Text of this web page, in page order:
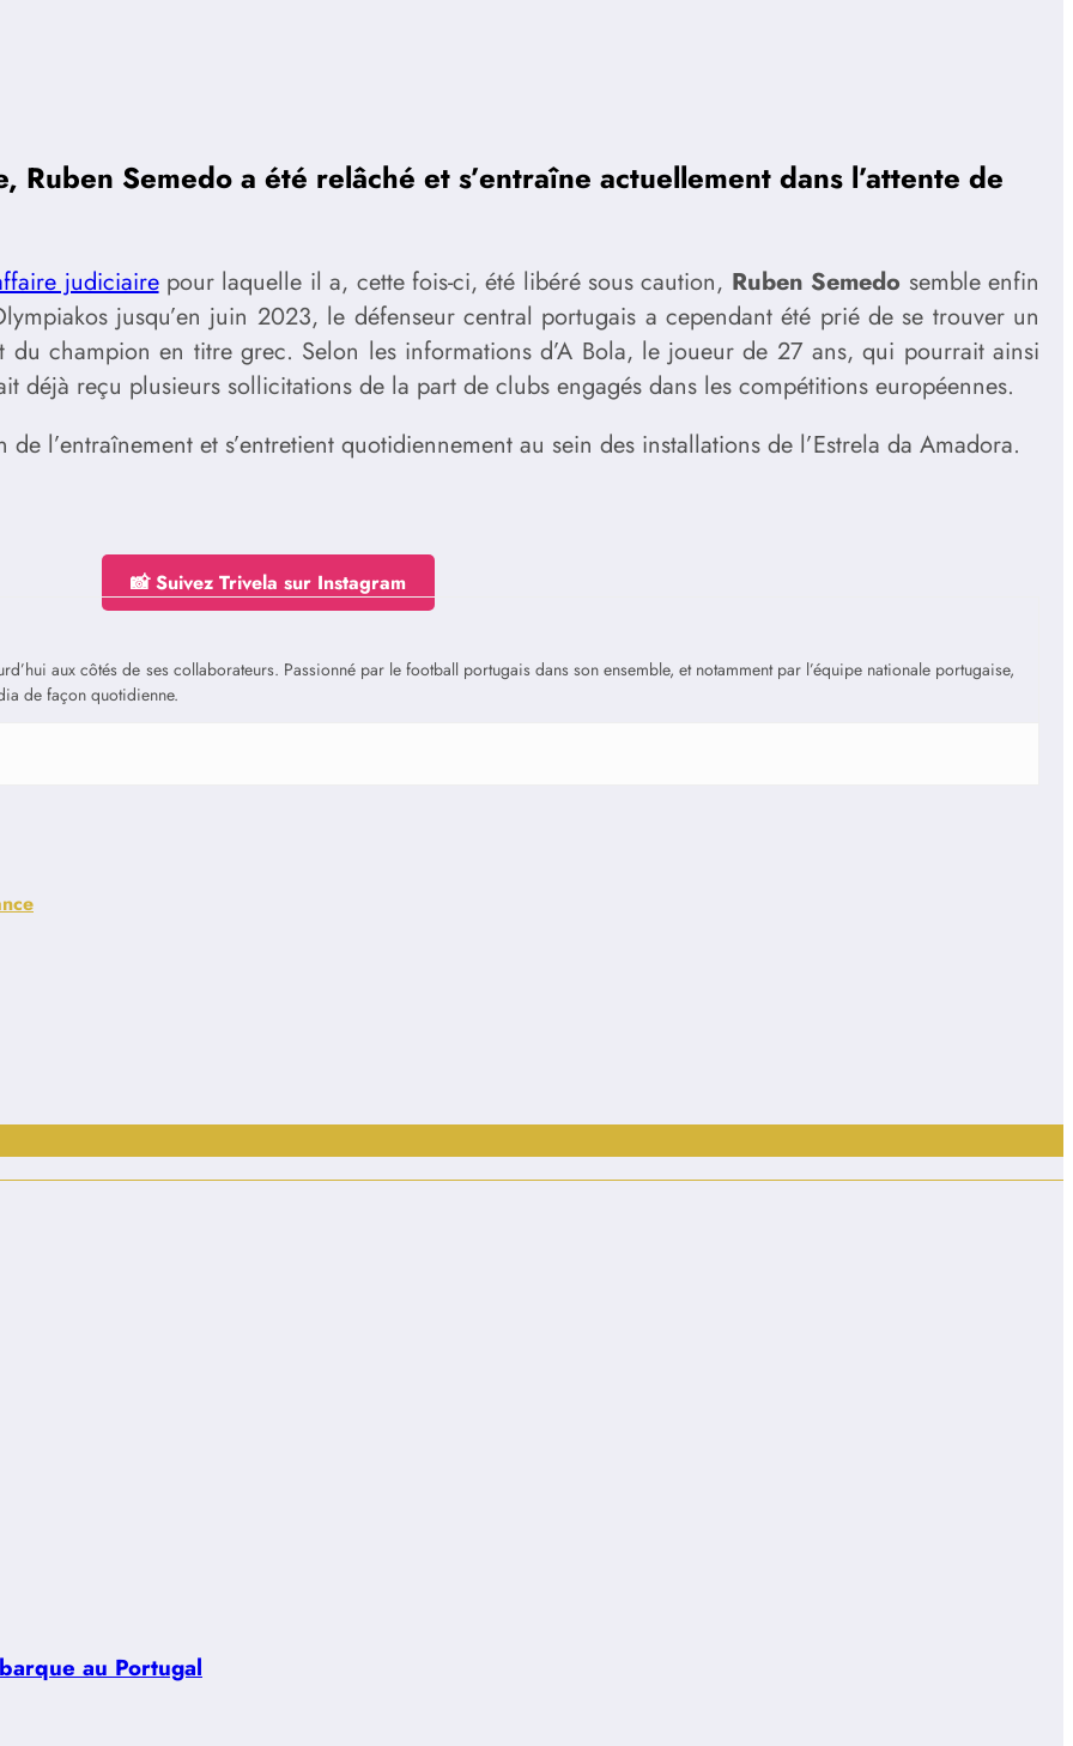
Semedo a été relâché et s’entraîne actuellement dans l’attente de
judiciairepour laquelle il a, cette fois-ci, été libéré sous caution, Ruben Semedo semble enfin
jusqu’en juin 2023, le défenseur central portugais a cependant été prié de se trouver un
champion en titre grec. Selon les informations d’A Bola, le joueur de 27 ans, qui pourrait ainsi
déjà reçu plusieurs sollicitations de la part de clubs engagés dans les compétitions européennes.
l’entraînement et s’entretient quotidiennement au sein des installations de l’Estrela da Amadora.
📸 Suivez Trivela sur Instagram
aux côtés de ses collaborateurs. Passionné par le football portugais dans son ensemble, et notamment par l’équipe nationale portugaise,
de façon quotidienne.
au Portugal